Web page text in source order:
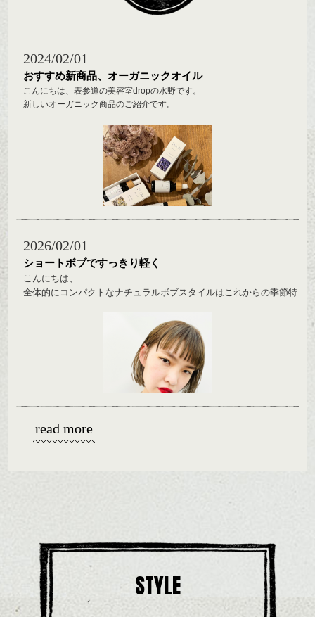
2024/02/01
おすすめ新商品、オーガニックオイル
こんにちは、表参道の美容室dropの水野です。
新しいオーガニック商品のご紹介です。
いるTE.ON（テオン）から、ヘア,ボディオイルとバスオイルを。
霧島の名水も使われており、とても上質な仕上がりになっています。
香りや使用感の種類もいくつかありますので、お好きなタイプを選んで
パッケージのフタ部分に竹を使うなどデザインも洗練された印象。クオ
リティの高いオーガニックを感じる事ができるのではないでしょうか。
2026/02/01
ショートボブですっきり軽く
こんにちは、
全体的にコンパクトなナチュラルボブスタイルはこれからの季節特
髪を切ってスッキリした印象にしたい方、ショートから伸ばしかけ
read more
STYLE